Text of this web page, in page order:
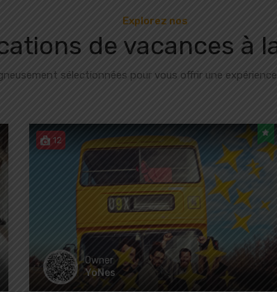
Explorez nos
de vacances à
sélectionnées pour vous offrir une
12
Owner
YoNes